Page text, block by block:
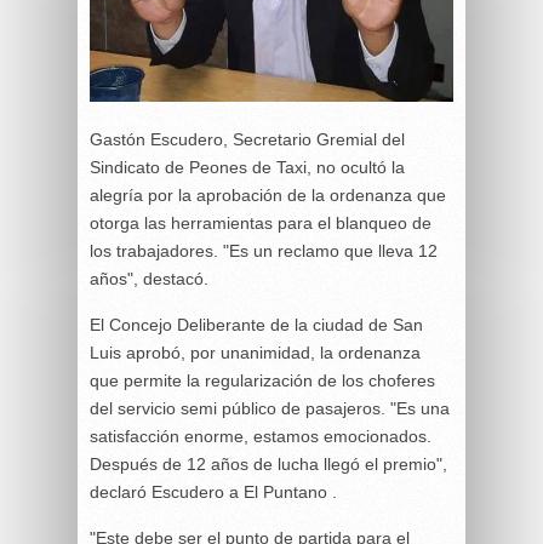
Gastón Escudero, Secretario Gremial del
Sindicato de Peones de Taxi, no ocultó la
alegría por la aprobación de la ordenanza que
otorga las herramientas para el blanqueo de
los trabajadores. "Es un reclamo que lleva 12
años", destacó.
El Concejo Deliberante de la ciudad de San
Luis aprobó, por unanimidad, la ordenanza
que permite la regularización de los choferes
del servicio semi público de pasajeros. "Es una
satisfacción enorme, estamos emocionados.
Después de 12 años de lucha llegó el premio",
declaró Escudero a El Puntano .
"Este debe ser el punto de partida para el